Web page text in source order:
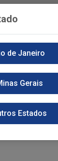
Baixe já o APP
SECOS
de Janeiro
Gerais
Estados